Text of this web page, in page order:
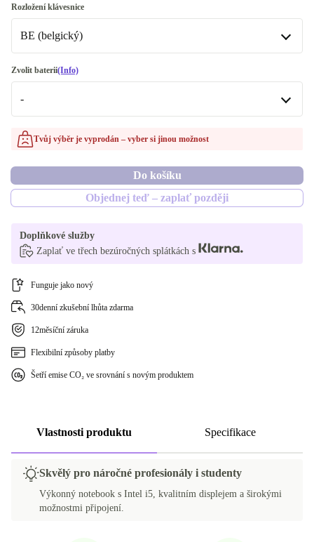
256 GB
K dispozici v jiné konfiguraci
128 GB
500 GB
1000 GB
Rozložení klávesnice
BE (belgický)
BE (belgický)
CZ (česky)
FR (francouzština)
US (americká angličtina)
Zvolit baterii(Info)
-
-
Optimální
Tvůj výběr je vyprodán – vyber si jinou možnost
Do košíku
Objednej teď – zaplať později
Doplňkové služby
Zaplať ve třech bezúročných splátkách s
Funguje jako nový
30denní zkušební lhůta zdarma
12měsíční záruka
Flexibilní způsoby platby
Šetří emise CO₂ ve srovnání s novým produktem
Vlastnosti produktu Specifikace
Skvělý pro náročné profesionály i studenty
Výkonný notebook s Intel i5, kvalitním displejem a širokými
možnostmi připojení.